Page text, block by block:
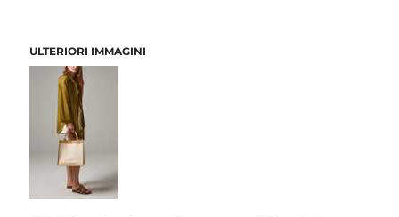
ULTERIORI IMMAGINI